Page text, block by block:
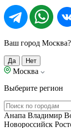
Ваш город Москва?
Да Нет
Москва
Выберите регион
Анапа Владимир
Новороссийск